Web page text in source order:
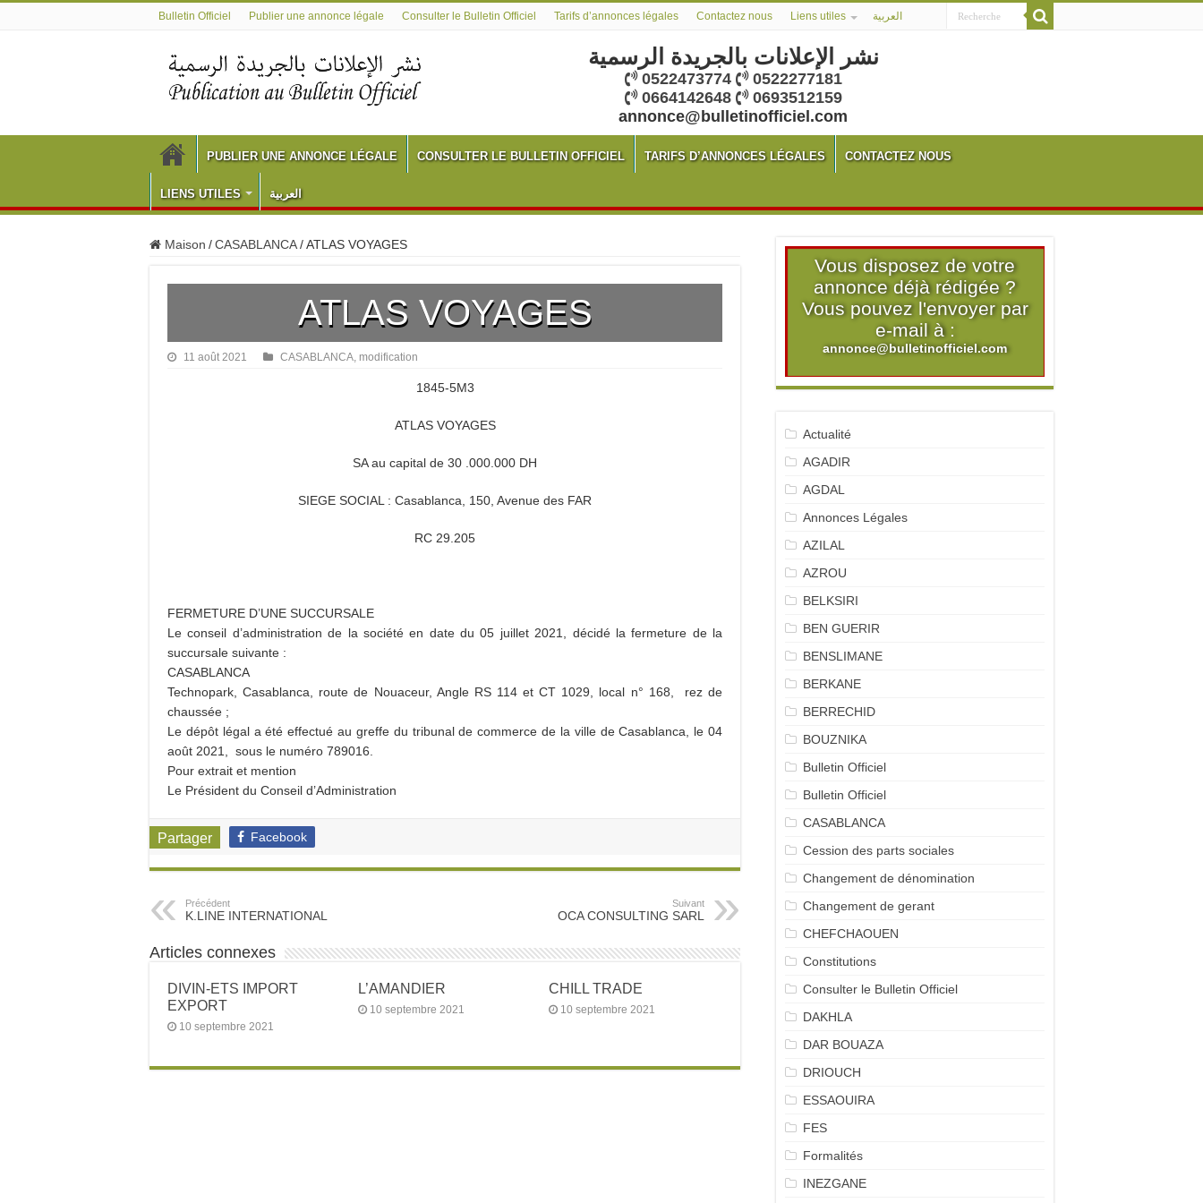
Bulletin Officiel Publier une annonce légale Consulter le Bulletin Officiel Tarifs d’annonces légales Contactez nous Liens utiles العربية
نشر الإعلانات بالجريدة الرسمية
0522473774
0522277181
0664142648
0693512159
annonce@bulletinofficiel.com
PUBLIER UNE ANNONCE LÉGALE CONSULTER LE BULLETIN OFFICIEL TARIFS D’ANNONCES LÉGALES CONTACTEZ NOUS
LIENS UTILES العربية
Maison /CASABLANCA/ATLAS VOYAGES
ATLAS VOYAGES
11 août 2021 CASABLANCA, modification
1845-5M3
ATLAS VOYAGES
SA au capital de 30 .000.000 DH
SIEGE SOCIAL : Casablanca, 150, Avenue des FAR
RC 29.205
FERMETURE D’UNE SUCCURSALE
Le conseil d’administration de la société en date du 05 juillet 2021, décidé la fermeture de la
succursale suivante :
CASABLANCA
Technopark, Casablanca, route de Nouaceur, Angle RS 114 et CT 1029, local n° 168, rez de
chaussée ;
Le dépôt légal a été effectué au greffe du tribunal de commerce de la ville de Casablanca, le 04
août 2021, sous le numéro 789016.
Pour extrait et mention
Le Président du Conseil d’Administration
Partager Facebook
Précédent
K.LINE INTERNATIONAL
Suivant
OCA CONSULTING SARL
Articles connexes
DIVIN-ETS IMPORT
EXPORT
10 septembre 2021
L’AMANDIER
10 septembre 2021
CHILL TRADE
10 septembre 2021
Vous disposez de votre
annonce déjà rédigée ?
Vous pouvez l'envoyer par
e-mail à :
annonce@bulletinofficiel.com
Actualité
AGADIR
AGDAL
Annonces Légales
AZILAL
AZROU
BELKSIRI
BEN GUERIR
BENSLIMANE
BERKANE
BERRECHID
BOUZNIKA
Bulletin Officiel
Bulletin Officiel
CASABLANCA
Cession des parts sociales
Changement de dénomination
Changement de gerant
CHEFCHAOUEN
Constitutions
Consulter le Bulletin Officiel
DAKHLA
DAR BOUAZA
DRIOUCH
ESSAOUIRA
FES
Formalités
INEZGANE